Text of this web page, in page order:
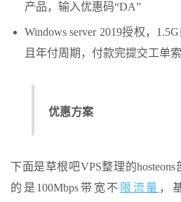
产品，输入优惠码“DA”
Windows server 2019授权，
且年付周期，付款完提交工单索
优惠方案
下面是草根吧VPS整理的
的是100Mbps带宽不 限流量 ，